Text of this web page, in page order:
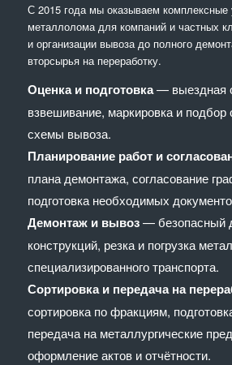
С 2015 года мы оказываем комплексные
металлолома для компаний и частных
и организации вывоза до полного
вторсырья на переработку.
Оценка и подготовка— выездная
взвешивание, маркировка и подбор
схемы вывоза.
Планирование работ и
плана демонтажа, согласование
подготовка необходимых
Демонтаж и вывоз— безопасный
конструкций, резка и погрузка
специализированного транспорта.
Сортировка и передача на
сортировка по фракциям,
передача на металлургические
оформление актов и отчётности.